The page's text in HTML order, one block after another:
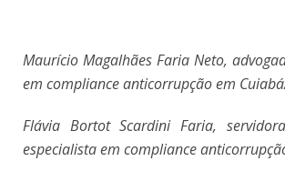
Maurício Magalhães Faria Neto,
em compliance anticorrupção em
Flávia Bortot Scardini Faria,
especialista em compliance